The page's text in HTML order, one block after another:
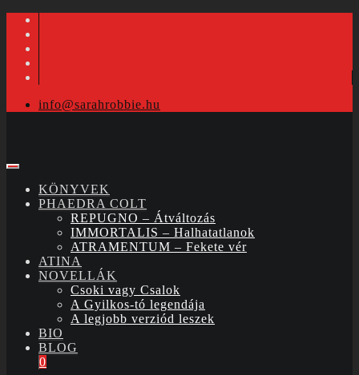
info@sarahrobbie.hu
KÖNYVEK
PHAEDRA COLT
REPUGNO – Átváltozás
IMMORTALIS – Halhatatlanok
ATRAMENTUM – Fekete vér
ATINA
NOVELLÁK
Csoki vagy Csalok
A Gyilkos-tó legendája
A legjobb verziód leszek
BIO
BLOG
0